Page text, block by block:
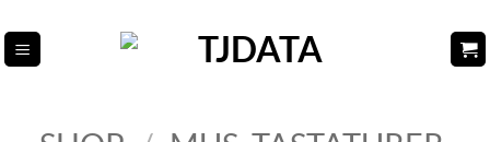
til
indhold